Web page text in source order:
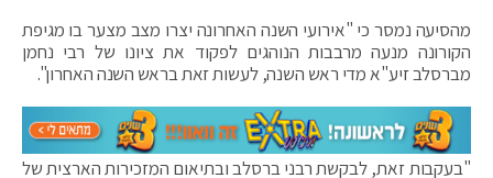
מהסיעה נמסר כי "אירועי השנה האחרונה יצרו מצב מצער בו מגיפת
הקורונה מנעה מרבבות הנוהגים לפקוד את ציונו של רבי נחמן
מברסלב זיע"א מדי ראש השנה, לעשות זאת בראש השנה האחרון".
"בעקבות זאת, לבקשת רבני ברסלב ובתיאום המזכירות הארצית של